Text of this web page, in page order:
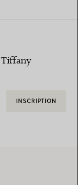
INSCRIPTION